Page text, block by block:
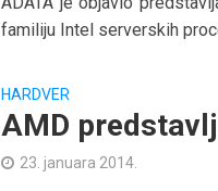
familiju Intel serverskih
HARDVER
AMD
23. januara 2014.